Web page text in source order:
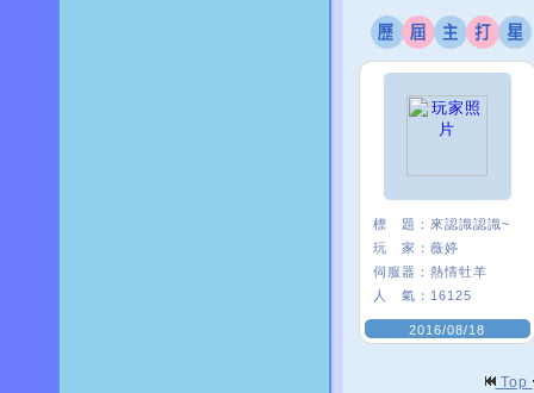
標 題： 來認識認識~
玩 家： 薇婷
伺服器： 熱情牡羊
人 氣： 16125
2016/08/18
Top